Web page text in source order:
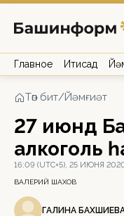
Главное Иҡтисад
Төп бит/Йәмғиәт
27 июндә
алкоголь
16:09 (UTC+5), 25 ИЮНЯ
ВАЛЕРИЙ ШАХОВ
ГАЛИНА